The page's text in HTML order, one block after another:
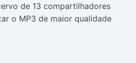
de 13 compartilhadores
o MP3 de maior qualidade